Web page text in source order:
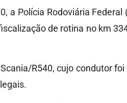
a Polícia Rodoviária Federal
de rotina no km
R540, cujo condutor